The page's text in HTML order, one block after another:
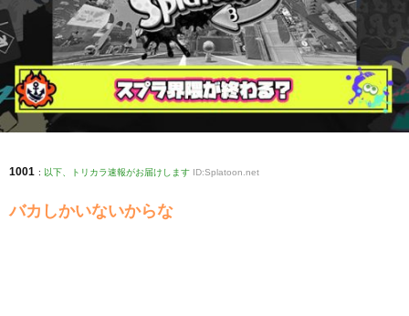
1001 : 以下、トリカラ速報がお届けします ID:Splatoon.net
バカしかいないからな